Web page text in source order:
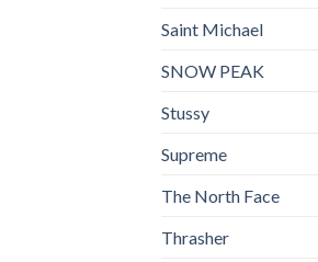
Saint Michael
SNOW PEAK
Stussy
Supreme
The North Face
Thrasher